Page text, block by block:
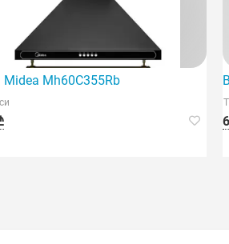
ручкой — это практичный
Midea Mh60C355Rb